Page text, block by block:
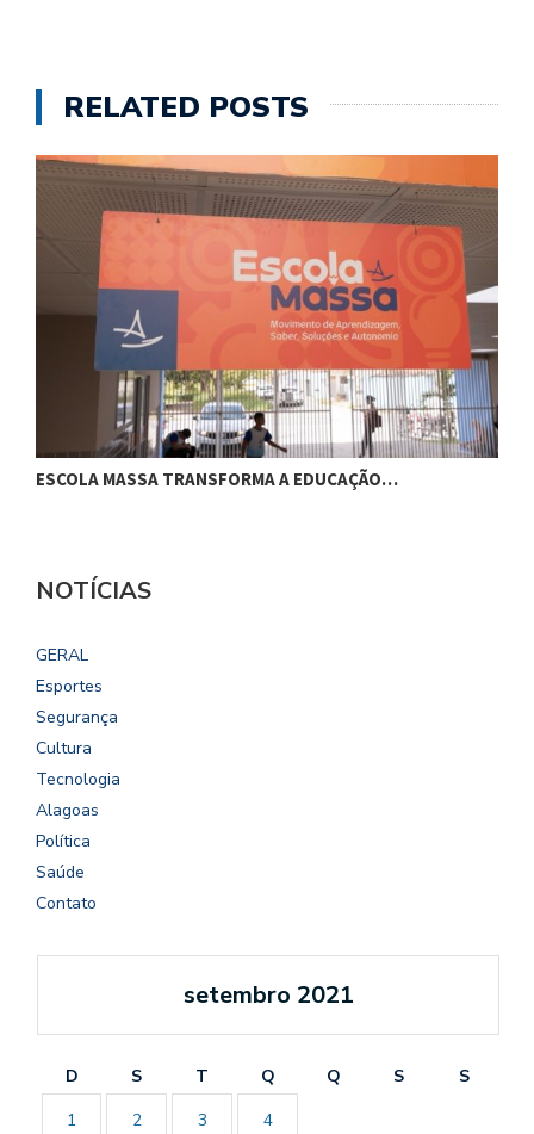
RELATED POSTS
ESCOLA MASSA TRANSFORMA A EDUCAÇÃO…
NOTÍCIAS
GERAL
Esportes
Segurança
Cultura
Tecnologia
Alagoas
Política
Saúde
Contato
setembro 2021
D S T Q Q S
S
1
2 3 4